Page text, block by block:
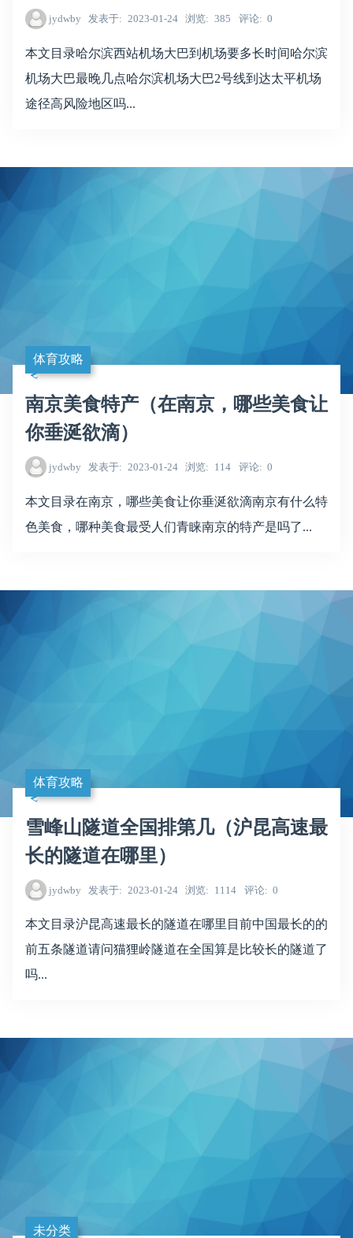
jydwby 发表于 2023-01-24 浏览 385 评论 0
本文目录哈尔滨西站机场大巴到机场要多长时间哈尔滨
机场大巴最晚几点哈尔滨机场大巴2号线到达太平机场
途径高风险地区吗...
体育攻略
南京美食特产（在南京，哪些美食让
你垂涎欲滴）
jydwby 发表于 2023-01-24 浏览 114 评论 0
本文目录在南京，哪些美食让你垂涎欲滴南京有什么特
色美食，哪种美食最受人们青睐南京的特产是吗了...
体育攻略
雪峰山隧道全国排第几（沪昆高速最
长的隧道在哪里）
jydwby 发表于 2023-01-24 浏览 1114 评论 0
本文目录沪昆高速最长的隧道在哪里目前中国最长的的
前五条隧道请问猫狸岭隧道在全国算是比较长的隧道了
吗...
未分类